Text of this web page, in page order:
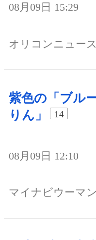
08月09日 15:29
オリコンニュース
紫色の「ブル
りん」
14
08月09日 12:10
マイナビウーマン